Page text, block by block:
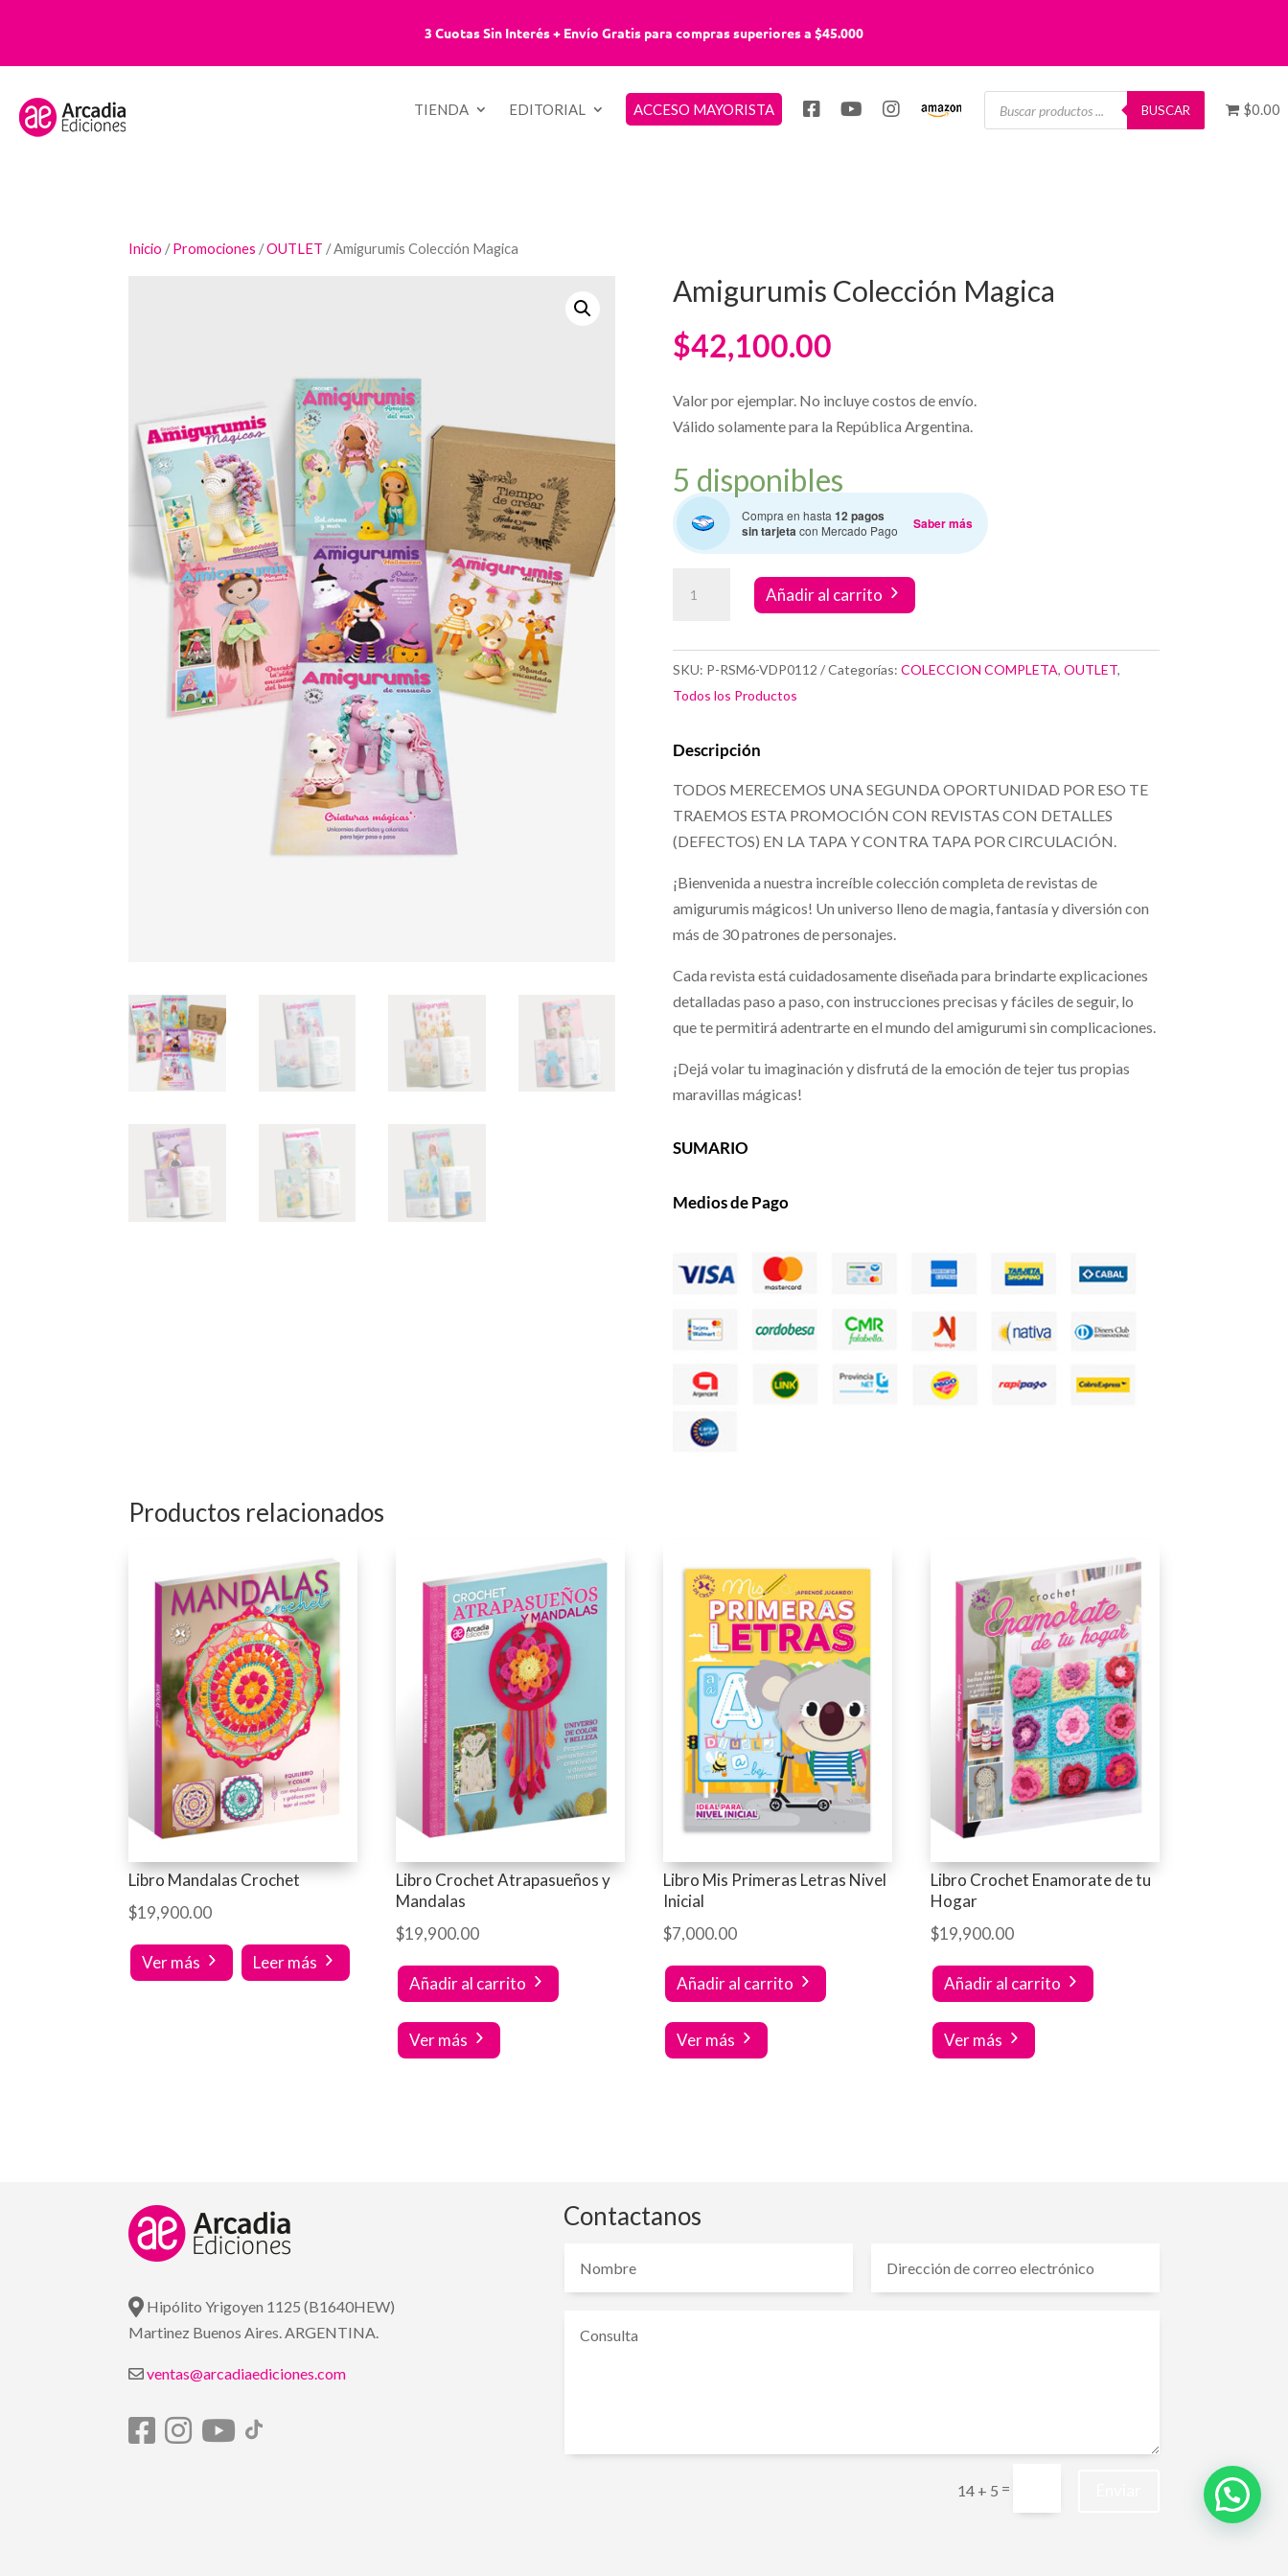
3 Cuotas Sin Interés + Envío Gratis para compras superiores a $45.000
TIENDA EDITORIAL ACCESO MAYORISTA
Búsqueda
productos
BUSCAR $0.00
Inicio /Promociones /OUTLET / Amigurumis Colección Magica
Amigurumis Colección Magica
$42,100.00
Valor por ejemplar. No incluye costos de envío.
Válido solamente para la República Argentina.
5 disponibles
Compra en hasta12 pagos
sin tarjetacon Mercado Pago Saber más
Añadir al carrito
SKU: P-RSM6-VDP0112 Categorías: COLECCION COMPLETA, OUTLET,
Todos los Productos
Descripción
TODOS MERECEMOS UNA SEGUNDA OPORTUNIDAD POR ESO TE
TRAEMOS ESTA PROMOCIÓN CON REVISTAS CON DETALLES
(DEFECTOS) EN LA TAPA Y CONTRA TAPA POR CIRCULACIÓN.
¡Bienvenida a nuestra increíble colección completa de revistas de
amigurumis mágicos! Un universo lleno de magia, fantasía y diversión con
más de 30 patrones de personajes.
Cada revista está cuidadosamente diseñada para brindarte explicaciones
detalladas paso a paso, con instrucciones precisas y fáciles de seguir, lo
que te permitirá adentrarte en el mundo del amigurumi sin complicaciones.
¡Dejá volar tu imaginación y disfrutá de la emoción de tejer tus propias
maravillas mágicas!
SUMARIO
Medios de Pago
Productos relacionados
Libro Mandalas Crochet
$19,900.00
Leer más
Ver más
Libro Crochet Atrapasueños y
Mandalas
$19,900.00
Añadir al carrito
Ver más
Libro Mis Primeras Letras Nivel
Inicial
$7,000.00
Añadir al carrito
Ver más
Libro Crochet Enamorate de tu
Hogar
$19,900.00
Añadir al carrito
Ver más
Hipólito Yrigoyen 1125 (B1640HEW)
Martinez Buenos Aires. ARGENTINA.
ventas@arcadiaediciones.com
Contactanos
14 + 5 =